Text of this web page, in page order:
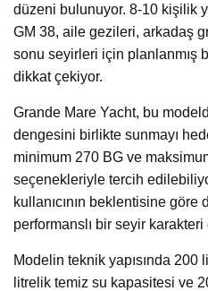
düzeni bulunuyor. 8-10 kişilik
GM 38, aile gezileri, arkadaş
sonu seyirleri için planlanmış
dikkat çekiyor.
Grande Mare Yacht, bu
dengesini birlikte sunmayı
minimum 270 BG ve
seçenekleriyle tercih
kullanıcının beklentisine
performanslı bir seyir
Modelin teknik yapısında 200
litrelik temiz su kapasitesi ve